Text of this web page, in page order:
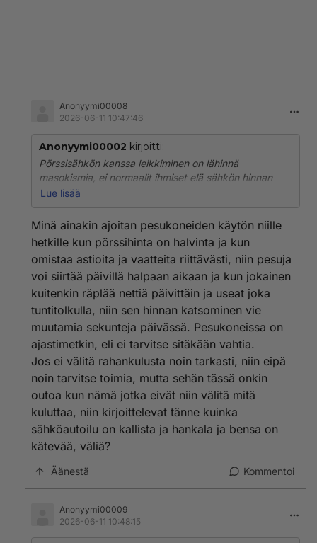
Anonyymi00008
2026-06-11 10:47:46
Anonyymi00002 kirjoitti:
Pörssisähkön kanssa leikkiminen on lähinnä
masokismia, ei normaalit ihmiset elä sähkön hinnan
mukaan. Ei kukaan järkevä ajoita elämäänsä sähkön
mennään saunaan eikä ole väliä mikä on sähkön hinta
sillä hetkellä. Varsinkin kun pörssisähkössä vielä
suositaan asunnon lämmittämistä yöllä vaikka
terveyden kannalta yöllä pitäisi huoneiden olla
viileämpiä kuin päivällä eli todellisuudessa asunnon
lämmittämisen pitäisi tapahtua päivällä.
Ja silloin kun ollaan matkalla niin polttiksen
tankkaaminen on paljon helpompaa ja nopeampaa
kuin sähköauton lataaminen.
Lue lisää
Minä ainakin ajoitan pesukoneiden käytön niille
hetkille kun pörssihinta on halvinta ja kun
omistaa astioita ja vaatteita riittävästi, niin pesuja
voi siirtää päivillä halpaan aikaan ja kun jokainen
kuitenkin räplää nettiä päivittäin ja useat joka
tuntitolkulla, niin sen hinnan katsominen vie
muutamia sekunteja päivässä. Pesukoneissa on
ajastimetkin, eli ei tarvitse sitäkään vahtia.
Jos ei välitä rahankulusta noin tarkasti, niin eipä
noin tarvitse toimia, mutta sehän tässä onkin
outoa kun nämä jotka eivät niin välitä mitä
kuluttaa, niin kirjoittelevat tänne kuinka
sähköautoilu on kallista ja hankala ja bensa on
kätevää, väliä?
Äänestä Kommentoi
Anonyymi00009
2026-06-11 10:48:15